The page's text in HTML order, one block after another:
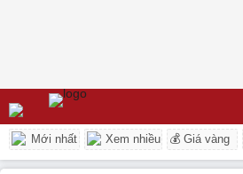
Mới nhất Xem nhiều 💰 Giá vàng